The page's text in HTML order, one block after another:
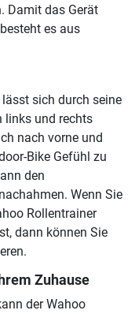
Damit das Gerät
es aus
lässt sich durch seine
links und rechts
nach vorne und
Bike Gefühl zu
den
Wenn Sie
Rollentrainer
dann können Sie
Zuhause
der Wahoo